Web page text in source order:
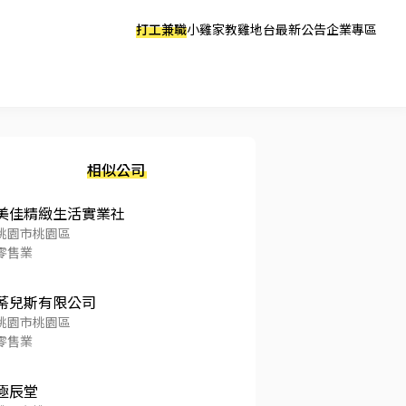
打工兼職小雞家教雞地台最新公告企業專區
相似公司
佳精緻生活實業社
園市桃園區
售業
兒斯有限公司
園市桃園區
售業
辰堂